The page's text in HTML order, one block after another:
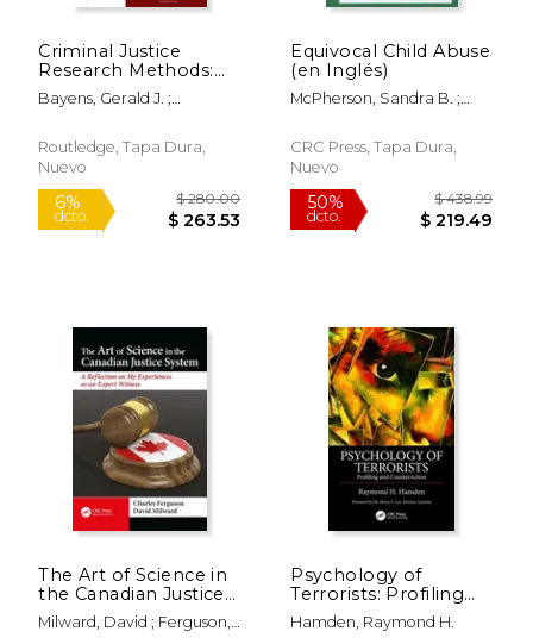
50% 50%
6%
dcto.
$ 280.00 50%
dcto.
Criminal Justice
Research Methods:
Theory and Practice,
Second Edition (en
Bayens, Gerald J. ;
Routledge, Tapa Dura,
Nuevo
Equivocal Child Abuse
(en Inglés)
McPherson, Sandra B. ;
CRC Press, Tapa Dura,
Nuevo
The Art of Science in
the Canadian Justice
System: A Reflection
of My Experiences as
Milward, David ; Ferguson,
Psychology of
Terrorists: Profiling
and Counteraction
(en Inglés)
Hamden, Raymond H.